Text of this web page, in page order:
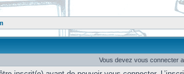
Vous devez vous connecter